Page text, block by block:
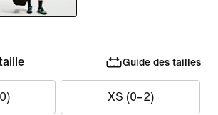
Guide des tailles
XS (0–2)